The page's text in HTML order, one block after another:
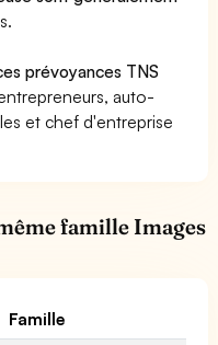
prévoyances TNS
auto-
et chef d'entreprise
famille Images
Famille